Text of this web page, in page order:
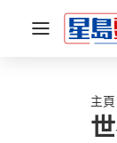
主頁